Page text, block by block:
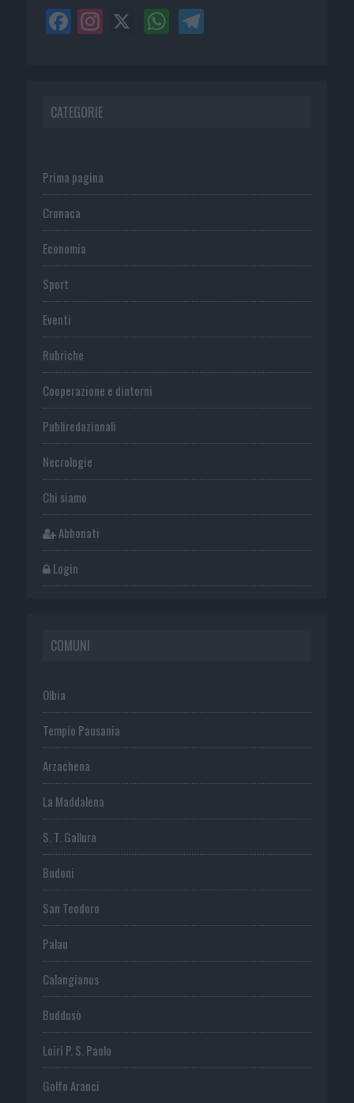
CATEGORIE
Prima pagina
Cronaca
Economia
Sport
Eventi
Rubriche
Cooperazione e dintorni
Publiredazionali
Necrologie
Chi siamo
Abbonati
Login
COMUNI
Olbia
Tempio Pausania
Arzachena
La Maddalena
S. T. Gallura
Budoni
San Teodoro
Palau
Calangianus
Buddusò
Loiri P. S. Paolo
Golfo Aranci